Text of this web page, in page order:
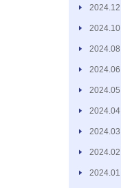
2024.12
2024.10
2024.08
2024.06
2024.05
2024.04
2024.03
2024.02
2024.01